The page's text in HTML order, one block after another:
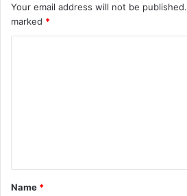
Your email address will not be published.
marked *
t
*
Name *